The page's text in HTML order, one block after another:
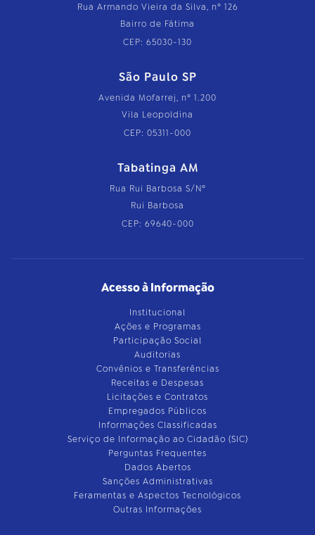
Rua Armando Vieira da Silva, nº 126
Bairro de Fátima
CEP: 65030-130
São Paulo SP
Avenida Mofarrej, nº 1.200
Vila Leopoldina
CEP: 05311-000
Tabatinga AM
Rua Rui Barbosa S/Nº
Rui Barbosa
CEP: 69640-000
Acesso à Informação
Institucional
Ações e Programas
Participação Social
Auditorias
Convênios e Transferências
Receitas e Despesas
Licitações e Contratos
Empregados Públicos
Informações Classificadas
Serviço de Informação ao Cidadão (SIC)
Perguntas Frequentes
Dados Abertos
Sanções Administrativas
Feramentas e Aspectos Tecnológicos
Outras Informações